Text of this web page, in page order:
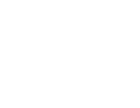
(Offenlegung)